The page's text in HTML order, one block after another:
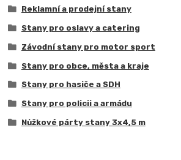
Reklamní a prodejní stany
Stany pro oslavy a catering
Závodní stany pro motor sport
Stany pro obce, města a kraje
Stany pro hasiče a SDH
Stany pro policii a armádu
Nůžkové párty stany 3x4,5 m